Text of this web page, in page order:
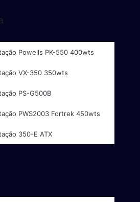
Powells PK-550 400wts
VX-350 350wts
PS-G500B
PWS2003 Fortrek 450wts
350-E ATX